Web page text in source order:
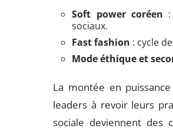
Soft power coréen
sociaux.
Fast fashion : cycle
Mode éthique et
La montée en
leaders à revoir leurs
sociale deviennent des